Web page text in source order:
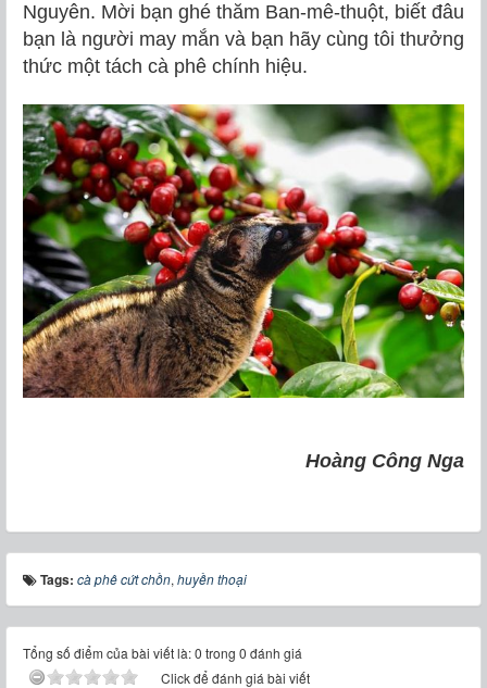
Nguyên. Mời bạn ghé thăm Ban-mê-thuột, biết đâu
bạn là người may mắn và bạn hãy cùng tôi thưởng
thức một tách cà phê chính hiệu.
Hoàng Công Nga
Tags: cà phê cứt chồn, huyền thoại
Tổng số điểm của bài viết là: 0 trong 0 đánh giá
Click để đánh giá bài viết